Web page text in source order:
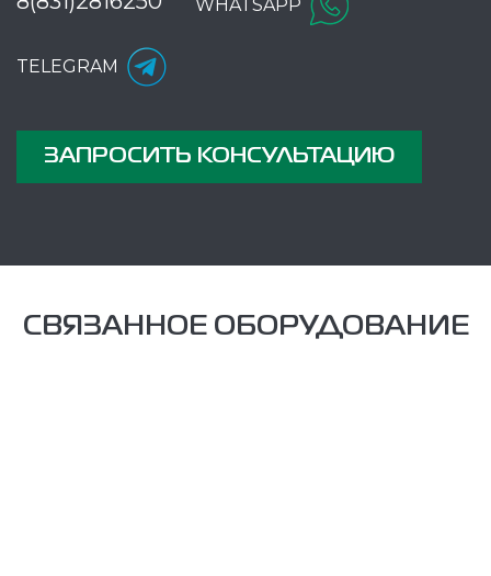
WHATSAPP
TELEGRAM
ЗАПРОСИТЬ КОНСУЛЬТАЦИЮ
СВЯЗАННОЕ ОБОРУДОВАНИЕ